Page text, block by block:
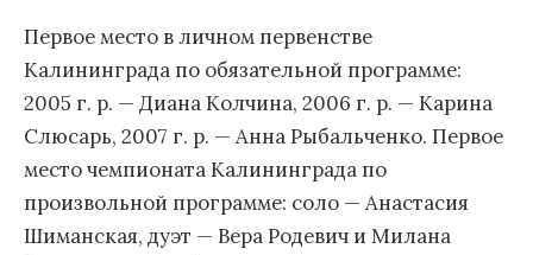
Первое место в личном первенстве
Калининграда по обязательной программе:
2005 г. р. — Диана Колчина, 2006 г. р. — Карина
Слюсарь, 2007 г. р. — Анна Рыбальченко. Первое
место чемпионата Калининграда по
произвольной программе: соло — Анастасия
Шиманская, дуэт — Вера Родевич и Милана